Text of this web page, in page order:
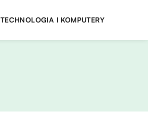
TECHNOLOGIA I KOMPUTERY